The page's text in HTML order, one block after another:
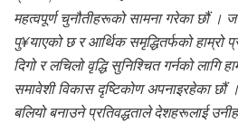
महत्वपूर्ण चुनौतीहरूको सामना गरेका छौं ।
पु¥याएको छ र आर्थिक समृद्धितर्फको हाम्रो
दिगो र लचिलो वृद्धि सुनिश्चित गर्नको लागि
समावेशी विकास दृष्टिकोण अपनाइरहेका
बलियो बनाउने प्रतिवद्धताले देशहरूलाई